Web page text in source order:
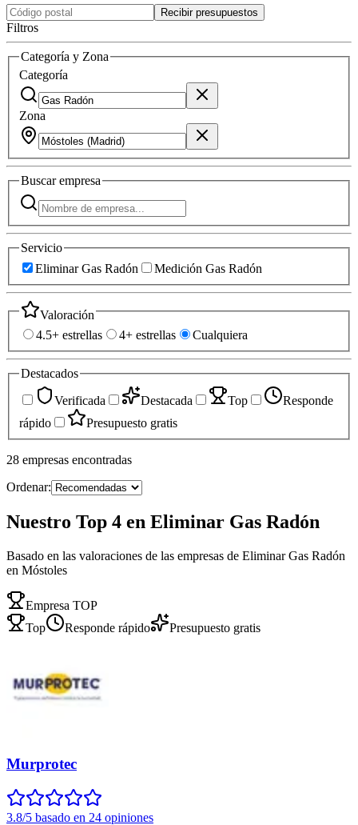
Recibir presupuestos
Filtros
Categoría y Zona
Categoría
Zona
Buscarempresa
Servicio
Eliminar Gas Radón
Medición Gas Radón
Valoración
4.5+ estrellas
4+ estrellas Cualquiera
Destacados
Verificada
Destacada Top
Responde
rápido
Presupuesto gratis
28 empresas encontradas
Ordenar:
Nuestro Top 4 en Eliminar Gas Radón
Basado en las valoraciones de las empresas de Eliminar Gas Radón
en Móstoles
Empresa TOP
Top
Responde rápido Presupuesto gratis
Murprotec
3.8/5 basado en 24 opiniones